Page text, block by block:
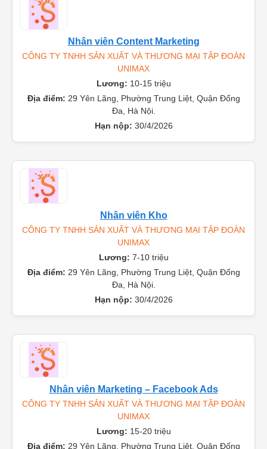
Nhân viên Content Marketing
CÔNG TY TNHH SẢN XUẤT VÀ THƯƠNG MẠI TẬP ĐOÀN
UNIMAX
Lương:10-15 triệu
29 Yên Lãng, Phường Trung Liệt, Quận Đống
Đa, Hà Nội.
Hạn nộp:30/4/2026
Nhân viên Kho
CÔNG TY TNHH SẢN XUẤT VÀ THƯƠNG MẠI TẬP ĐOÀN
UNIMAX
Lương:7-10 triệu
29 Yên Lãng, Phường Trung Liệt, Quận Đống
Đa, Hà Nội.
Hạn nộp:30/4/2026
Nhân viên Marketing – Facebook Ads
CÔNG TY TNHH SẢN XUẤT VÀ THƯƠNG MẠI TẬP ĐOÀN
UNIMAX